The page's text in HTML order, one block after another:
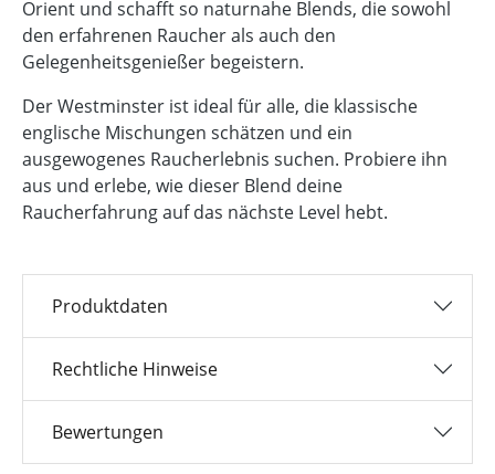
Orient und schafft so naturnahe Blends, die sowohl
den erfahrenen Raucher als auch den
Gelegenheitsgenießer begeistern.
Der Westminster ist ideal für alle, die klassische
englische Mischungen schätzen und ein
ausgewogenes Raucherlebnis suchen. Probiere ihn
aus und erlebe, wie dieser Blend deine
Raucherfahrung auf das nächste Level hebt.
Produktdaten
Rechtliche Hinweise
Bewertungen